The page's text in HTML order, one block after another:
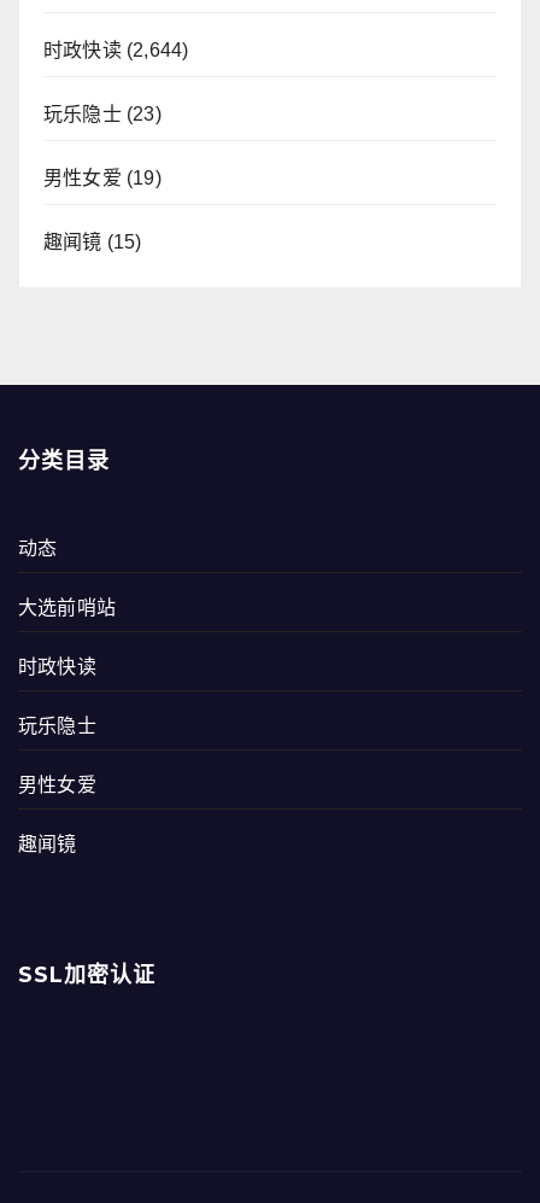
时政快读(2,644)
玩乐隐士(23)
男性女爱 (19)
趣闻镜 (15)
分类目录
动态
大选前哨站
时政快读
玩乐隐士
男性女爱
趣闻镜
SSL加密认证